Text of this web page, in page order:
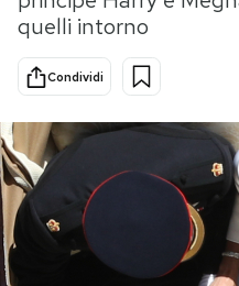
Tecnologia
Scienza
Economia
Sport
PODCAST
quelli intorno
Condividi